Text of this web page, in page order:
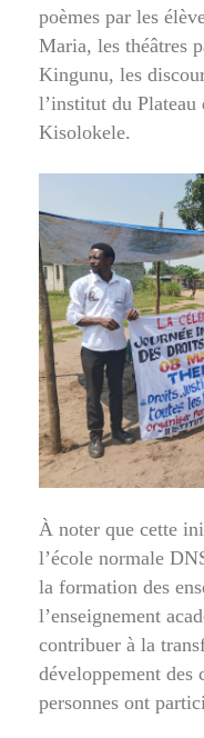
poèmes par les
Maria, les théâtres
Kingunu, les
l’institut du Plateau
Kisolokele.
À noter que cette
l’école normale
la formation des
l’enseignement
contribuer à la
développement des
personnes ont